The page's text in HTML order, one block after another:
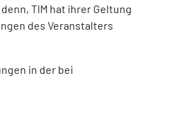
TIM hat ihrer Geltung
des Veranstalters
in der bei